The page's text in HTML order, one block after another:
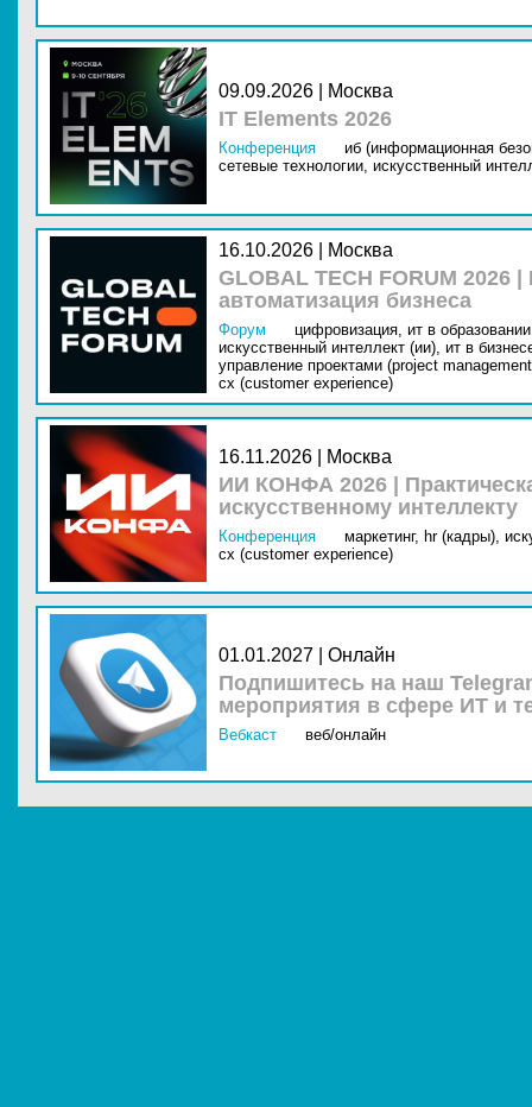
09.09.2026 | Москва
IT Elements 2026
Конференция
иб (информационная
сетевые технологии, искусственный
16.10.2026 | Москва
GLOBAL TECH FORUM
автоматизация бизнеса
Форум цифровизация, ит в
искусственный интеллект (ии), ит в
управление проектами (project
cx (customer experience)
16.11.2026 | Москва
ИИ КОНФА 2026 |
искусственному интеллекту
Конференция маркетинг, hr (кадры),
cx (customer experience)
01.01.2027 | Онлайн
Подпишитесь на наш
мероприятия в сфере ИТ и
Вебкаст веб/онлайн